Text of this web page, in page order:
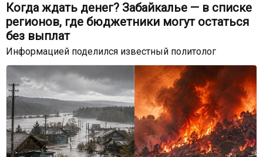
Когда ждать денег? Забайкалье — в списке
регионов, где бюджетники могут остаться
без выплат
Информацией поделился известный политолог